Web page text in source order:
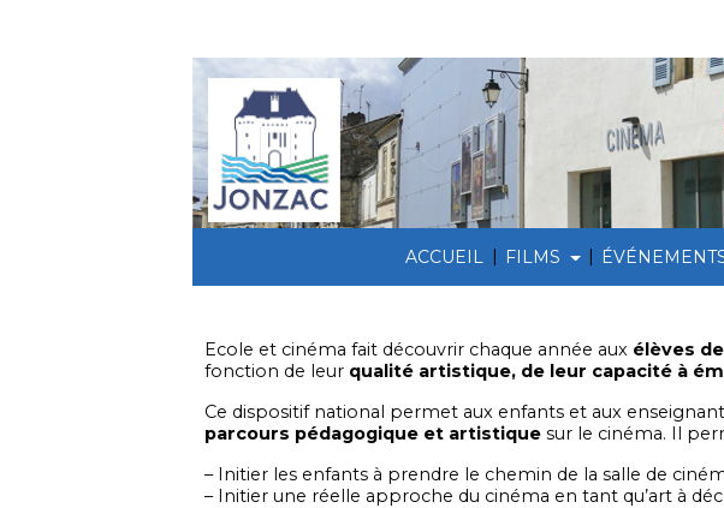
ACCUEIL | FILMS |
Ecole et cinéma fait découvrir chaque année aux élèves
fonction de leur qualité artistique, de leur capacité à
Ce dispositif national permet aux enfants et aux
parcours pédagogique et artistique sur le cinéma. Il
– Initier les enfants à prendre le chemin de la salle de
– Initier une réelle approche du cinéma en tant qu’art à